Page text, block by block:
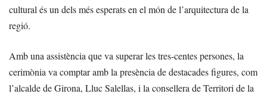
cultural és un dels més esperats en el món de l’arquitectura de la
regió.
Amb una assistència que va superar les tres-centes persones, la
cerimònia va comptar amb la presència de destacades figures, com
l’alcalde de Girona, Lluc Salellas, i la consellera de Territori de la